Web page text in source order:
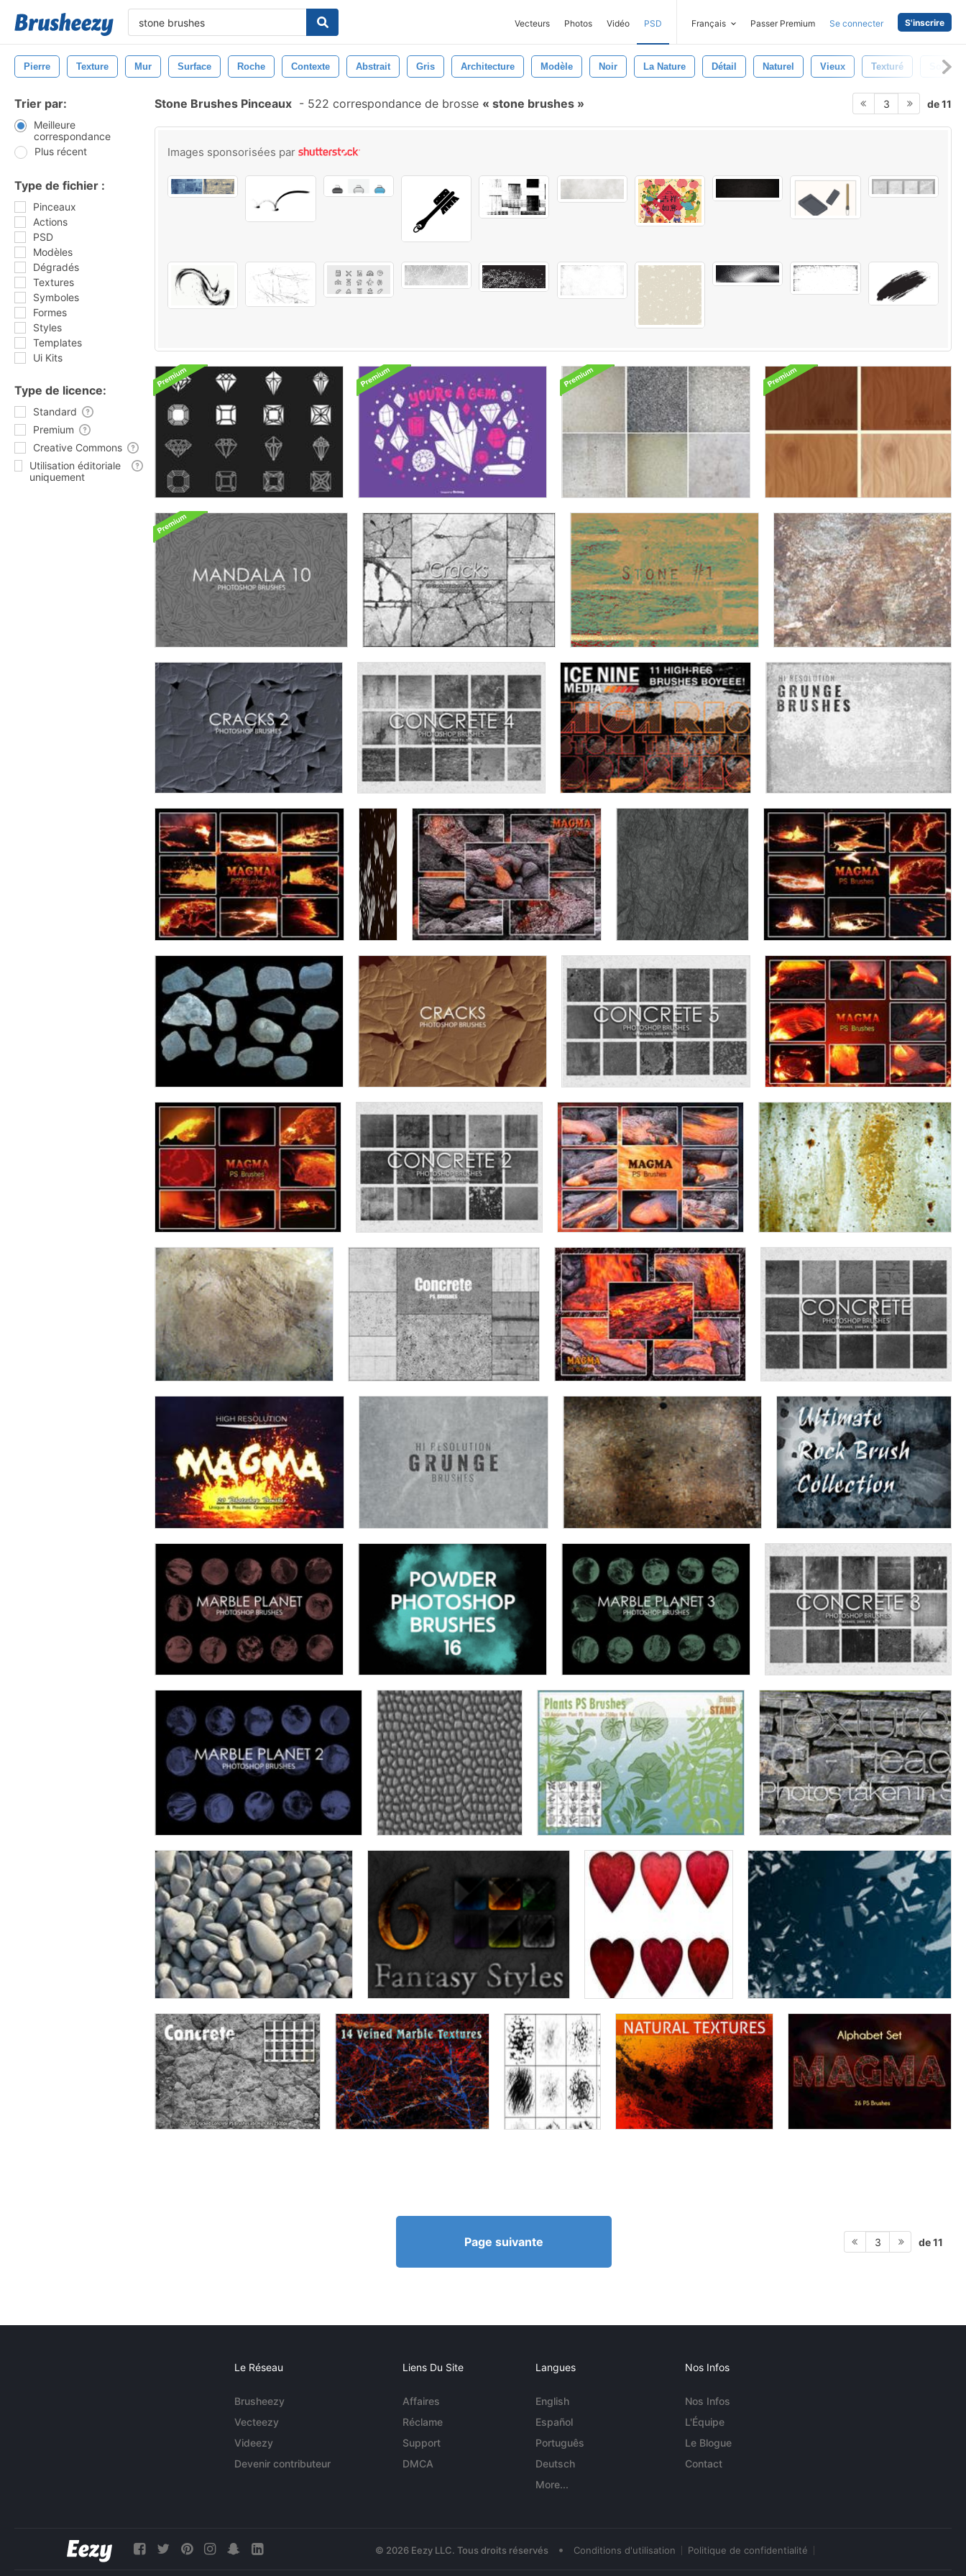
Vecteurs Photos Vidéo PSD Français Passer Premium Se connecter S'inscrire
Pierre Texture Mur Surface Roche Contexte Abstrait Gris Architecture Modèle Noir La Nature Détail Naturel Vieux Texturé Sol
Trier par:
Meilleure
correspondance
Plus récent
Type de fichier :
Pinceaux
Actions
PSD
Modèles
Dégradés
Textures
Symboles
Formes
Styles
Templates
Ui Kits
Type de licence:
Standard
Premium
Creative Commons
Utilisation éditoriale
uniquement
Stone Brushes Pinceaux - 522 correspondance de brosse stone brushes 3 de 11
Images sponsorisées par
Page suivante 3 de 11
Le Réseau
Brusheezy
Vecteezy
Videezy
Devenir contributeur
Liens Du Site
Affaires
Réclame
Support
DMCA
Langues
English
Español
Português
Deutsch
More...
Nos Infos
Nos Infos
L'Équipe
Le Blogue
Contact
© 2026 Eezy LLC. Tous droits réservés • Conditions d'utilisation Politique de confidentialité